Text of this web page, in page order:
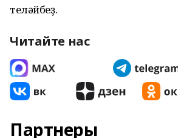
теләйбеҙ.
Читайте нас
Партнеры